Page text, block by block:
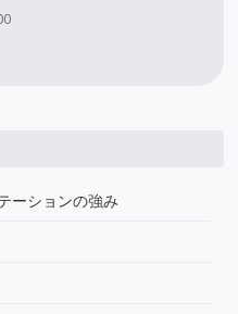
ーションの強み